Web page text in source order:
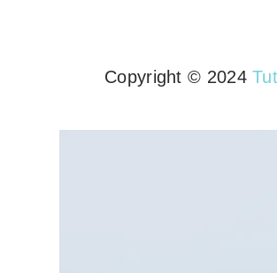
Copyright © 2024